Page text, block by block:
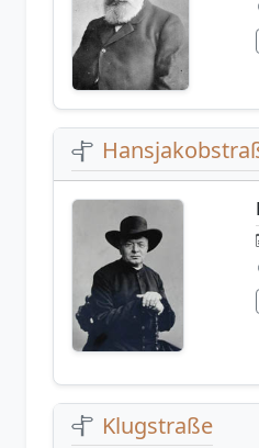
Klugstraße